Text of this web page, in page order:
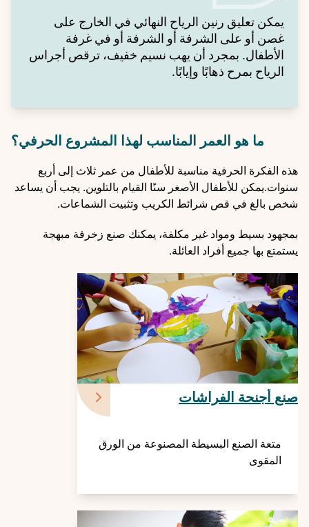
يمكن تعليق رنين الرياح النهائي في الخارج على
غصن أو على الشرفة أو الشرفة أو في غرفة
الأطفال. بمجرد أن يهب نسيم خفيف، ترقص أجراس
الرياح بمرح ذهابًا وإيابًا.
ما هو العمر المناسب لهذا المشروع الحرفي؟
هذه الفكرة الحرفية مناسبة للأطفال من عمر ثلاث إلى أربع
سنوات.يمكن للأطفال الأصغر سنًا القيام بالتلوين. يجب أن يساعد
شخص بالغ في قص شرائط الكريب وتثبيت الشماعات.
بمجهود بسيط ومواد غير مكلفة، يمكنك صنع زخرفة مبهجة
يستمتع بها جميع أفراد العائلة.
صنع أجنحة الفراشات
متعة الصنع البسيطة المصنوعة من الورق
المقوى